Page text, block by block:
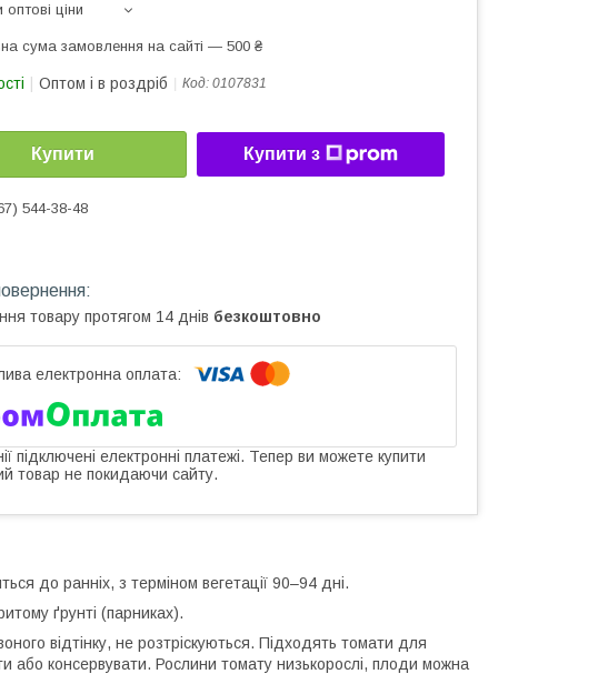
ціни
сума замовлення на сайті — 500 ₴
Оптом і в роздріб Код: 0107831
Купити Купити з
544-38-48
товару протягом 14 днів безкоштовно
підключені електронні платежі. Тепер ви можете купити
товар не покидаючи сайту.
до ранніх, з терміном вегетації 90–94 дні.
ґрунті (парниках).
відтінку, не розтріскуються. Підходять томати для
або консервувати. Рослини томату низькорослі, плоди можна